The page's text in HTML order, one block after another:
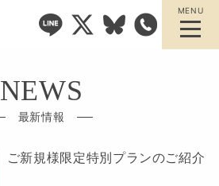
MENU
NEWS
最新情報
ご新規様限定特別プランのご紹介